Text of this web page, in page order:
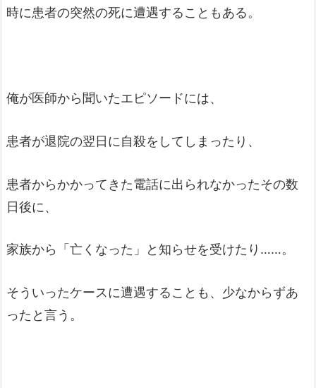
時に患者の突然の死に遭遇することもある。
俺が医師から聞いたエピソードには、
患者が退院の翌日に自殺をしてしまったり、
患者からかかってきた電話に出られなかったその数
日後に、
家族から「亡くなった」と知らせを受けたり……。
そういったケースに遭遇することも、少なからずあ
ったと言う。